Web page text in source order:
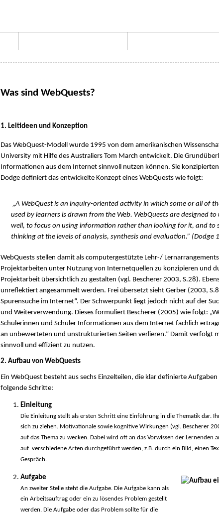
Was sind WebQuests?
1. Leitideen und Konzeption
Das WebQuest-Modell wurde 1995 von dem amerikanischen
University mit Hilfe des Australiers Tom March entwickelt. Die
Informationen aus dem Internet sinnvoll nutzen können. Sie
Dodge definiert das entwickelte Konzept eines WebQuests wie folgt:
„A WebQuest is an inquiry-oriented activity in which some or all of
used by learners is drawn from the Web. WebQuests are designed to
well, to focus on using information rather than looking for it, and to
thinking at the levels of analysis, synthesis and evaluation.” (Dodge
WebQuests stellen damit als computergestützte Lehr-/
Projektarbeiten unter Nutzung von Internetquellen zu konzipieren und
Projektarbeit übersichtlich zu gestalten (vgl. Bescherer 2003, S.28).
unreflektiert angesammelt werden. Frei übersetzt sieht Gerber (2003,
Spurensuche im Internet“. Der Schwerpunkt liegt jedoch nicht auf der
und Weiterverwendung. Dieses formuliert Bescherer (2005) wie folgt:
Schülerinnen und Schüler Informationen aus dem Internet fachlich
an unbewerteten und unstrukturierten Seiten verlieren.“ Damit verfolgt
sinnvoll und effizient zu nutzen.
2. Aufbau von WebQuests
Ein WebQuest besteht aus sechs Einzelteilen, die klar definierte
folgende Schritte:
Einleitung
Die Einleitung stellt als ersten Schritt eine Einführung in die Thematik dar.
sich zu ziehen. Motivationale sowie kognitive Wirkungen (vgl. Bescherer
auf das Thema zu wecken. Dabei wird oft an das Vorwissen der Lernenden
auf verschiedene Arten durchgeführt werden, z.B. durch ein Bild, einen
Gespräch.
Aufgabe
An zweiter Stelle steht die Aufgabe. Die Aufgabe kann als
ein Arbeitsauftrag oder ein zu lösendes Problem gestellt
werden. Die Aufgabe oder das Problem sollte für die